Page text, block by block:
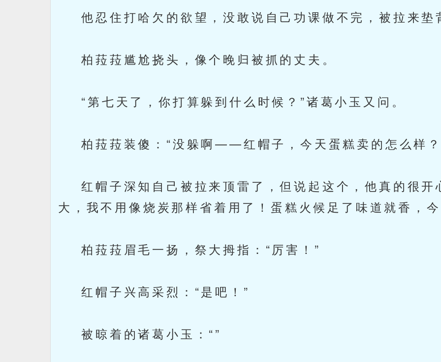
他忍住打哈欠的欲望，没敢说自己功课做不完，被拉来垫
柏菈菈尴尬挠头，像个晚归被抓的丈夫。
“第七天了，你打算躲到什么时候？”诸葛小玉又问。
柏菈菈装傻：“没躲啊——红帽子，今天蛋糕卖的怎么样
红帽子深知自己被拉来顶雷了，但说起这个，他真的很开
大，我不用像烧炭那样省着用了！蛋糕火候足了味道就香，
柏菈菈眉毛一扬，祭大拇指：“厉害！”
红帽子兴高采烈：“是吧！”
被晾着的诸葛小玉：“”